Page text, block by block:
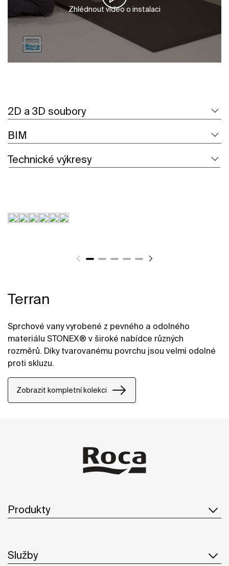
Zhlédnout video o instalaci
2D a 3D soubory
BIM
Technické výkresy
Terran
Sprchové vany vyrobené z pevného a odolného
materiálu STONEX® v široké nabídce různých
rozměrů. Díky tvarovanému povrchu jsou velmi odolné
proti skluzu.
Zobrazit kompletní kolekci
Produkty
Služby